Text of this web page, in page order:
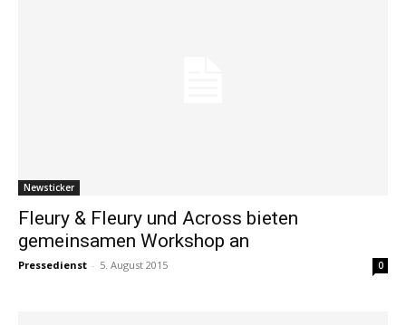
Newsticker
Fleury & Fleury und Across bieten
gemeinsamen Workshop an
Pressedienst - 5. August 2015 0